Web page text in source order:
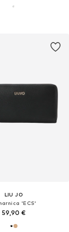
LIU JO
'ECS'
59,90 €